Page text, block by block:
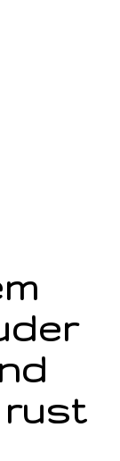
rust